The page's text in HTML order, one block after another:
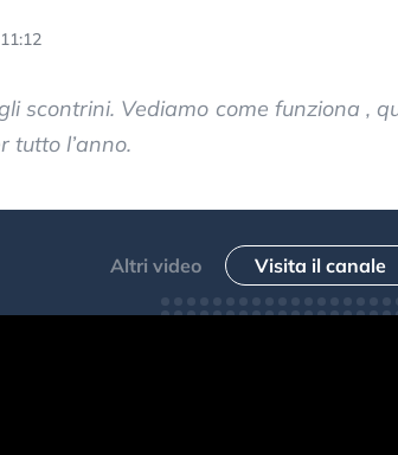
scontrini. Vediamo come funziona ,
tutto l’anno.
Altri video Visita il canale